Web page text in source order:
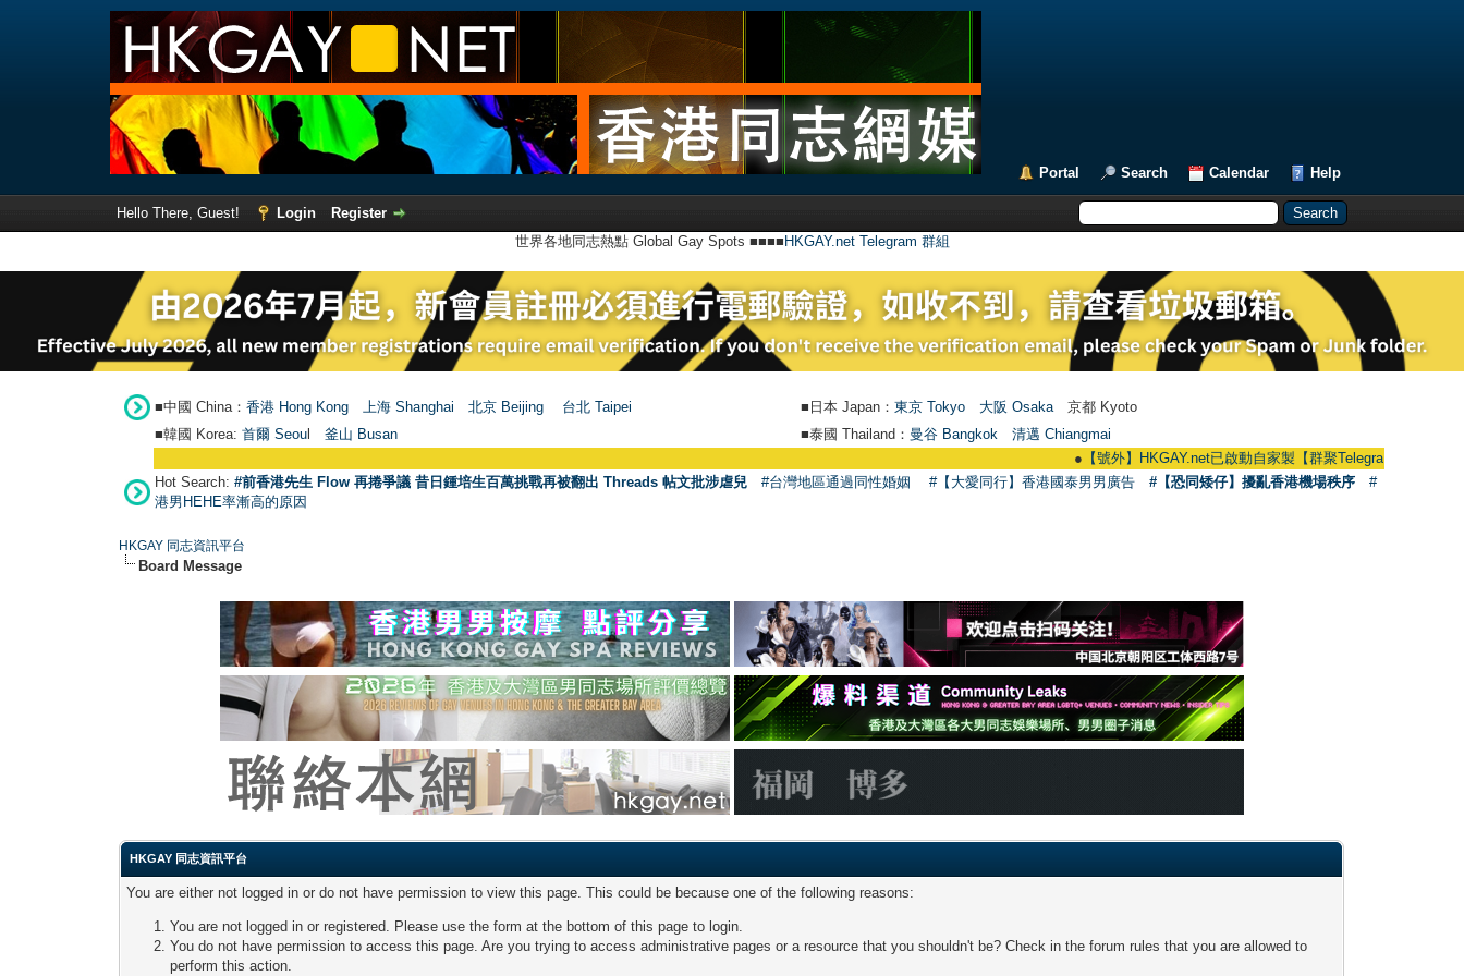
Portal Search Calendar Help
Hello There, Guest! Login
Register
世界各地同志熱點 Global Gay Spots ■■■■ HKGAY.net Telegram 群組
■中國 China： 香港 Hong Kong 上海 Shanghai 北京 Beijing 台北 Taipei ■日本 Japan： 東京 Tokyo 大阪 Osaka 京都 Kyoto
■韓國 Korea: 首爾 Seou 釜山 Busan ■泰國 Thailand： 曼谷 Bangkok
清邁 Chiangmai
【號外】HKGAY.net已啟動自家製【群聚Telegram群組】
Hot Search: #前香港先生 Flow 再捲爭議 昔日鍾培生百萬挑戰再被翻出 Threads 帖文批涉虐兒 #台灣地區通過同性婚姻 #【大愛同行】香港國泰男男廣告 #【恐同矮仔】擾亂香港機場秩序
#
港男HEHE率漸高的原因
HKGAY 同志資訊平台
Board Message
HKGAY 同志資訊平台
You are either not logged in or do not have permission to view this page. This could be because one of the following reasons:
You are not logged in or registered. Please use the form at the bottom of this page to login.
You do not have permission to access this page. Are you trying to access administrative pages or a resource that you shouldn't be? Check in the forum rules that you are allowed to
perform this action.